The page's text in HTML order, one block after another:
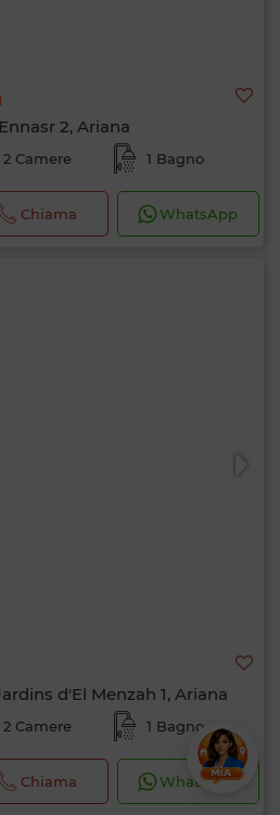
2, Ariana
2 Camere 1 Bagno
Chiama WhatsApp
d'El Menzah 1, Ariana
2 Camere 1 Bagno
Chiama WhatsApp